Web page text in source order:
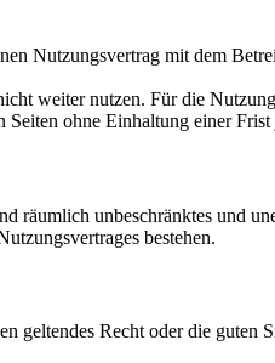
Nutzungsvertrag mit dem
weiter nutzen. Für die
ohne Einhaltung einer
räumlich unbeschränktes und
bestehen.
geltendes Recht oder die guten